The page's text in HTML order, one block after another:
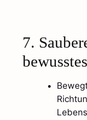
7.